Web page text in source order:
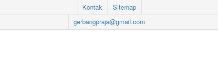
Kontak
Sitemap
gerbangpraja@gmail.com